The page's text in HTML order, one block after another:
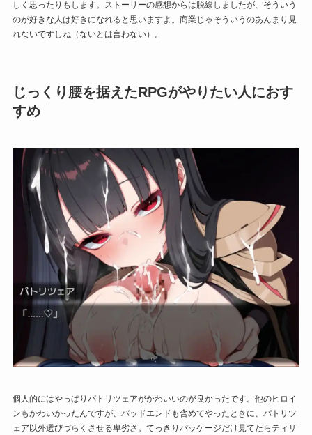
しく思ったりもします。ストーリーの感想からは脱線しましたが、そういう
のが好きな人は好きになれると思いますよ。商業じゃそういうのあんまり見
れないですしね（ないとは言わない）。
じっくり腰を据えたRPGがやりたい人におす
すめ
個人的にはやっぱりパトリツェアがかわいいのが良かったです。他のヒロイ
ンもかわいかったんですが、バッドエンドも含めてやったときに、パトリツ
ェア以外選びづらくさせる卑劣さ。てっきりパッケージだけ見てたらティサ